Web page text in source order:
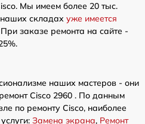
Мы имеем более 20 тыс.
складах уже имеется
заказе ремонта на сайте -
наших мастеров - они
Cisco 2960 . По данным
по ремонту Cisco, наиболее
Замена экрана, Ремонт